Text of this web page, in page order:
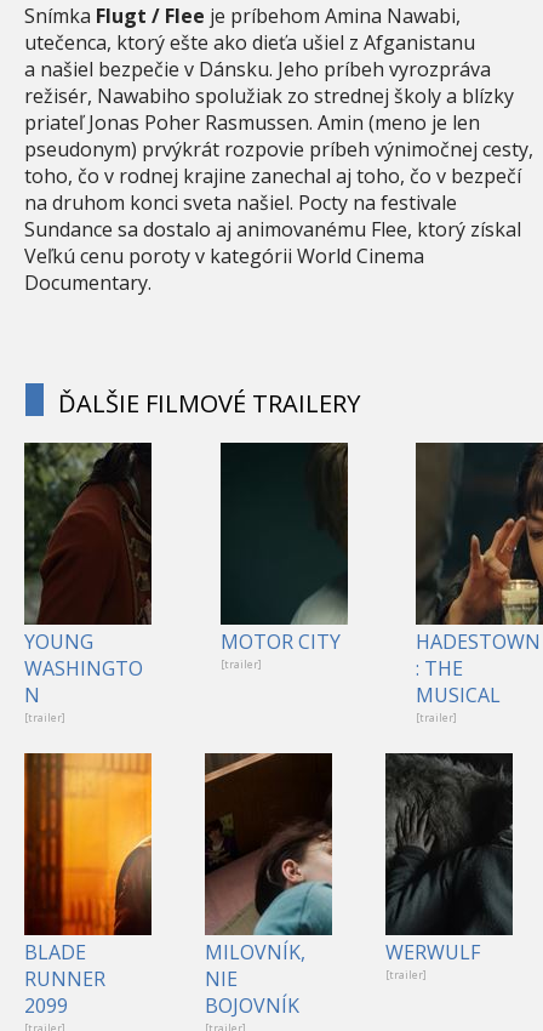
Snímka Flugt / Flee je príbehom Amina Nawabi,
utečenca, ktorý ešte ako dieťa ušiel z Afganistanu
a našiel bezpečie v Dánsku. Jeho príbeh vyrozpráva
režisér, Nawabiho spolužiak zo strednej školy a blízky
priateľ Jonas Poher Rasmussen. Amin (meno je len
pseudonym) prvýkrát rozpovie príbeh výnimočnej cesty,
toho, čo v rodnej krajine zanechal aj toho, čo v bezpečí
na druhom konci sveta našiel. Pocty na festivale
Sundance sa dostalo aj animovanému Flee, ktorý získal
Veľkú cenu poroty v kategórii World Cinema
Documentary.
ĎALŠIE FILMOVÉ TRAILERY
YOUNG
WASHINGTO
N
[trailer]
MOTOR CITY
[trailer]
HADESTOWN
: THE
MUSICAL
[trailer]
BLADE
RUNNER
2099
[trailer]
MILOVNÍK,
NIE
BOJOVNÍK
[trailer]
WERWULF
[trailer]